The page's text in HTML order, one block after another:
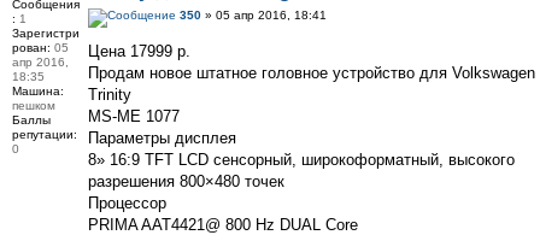
350 » 05 апр 2016, 18:41
Цена 17999 р.
Продам новое штатное головное устройство для Volkswagen
Trinity
MS-ME 1077
Параметры дисплея
8» 16:9 TFT LCD сенсорный, широкоформатный, высокого
разрешения 800×480 точек
Процессор
PRIMA AAT4421@ 800 Hz DUAL Core
Сообщения
: 1
Зарегистри
рован: 05
апр 2016,
18:35
Машина:
пешком
Баллы
репутации:
0